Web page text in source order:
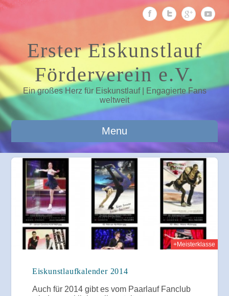
Erster Eiskunstlauf
Förderverein e.V.
Ein großes Herz für Eiskunstlauf | Engagierte Fans
weltweit
Menu
+Meisterklasse
Eiskunstlaufkalender 2014
Auch für 2014 gibt es vom Paarlauf Fanclub